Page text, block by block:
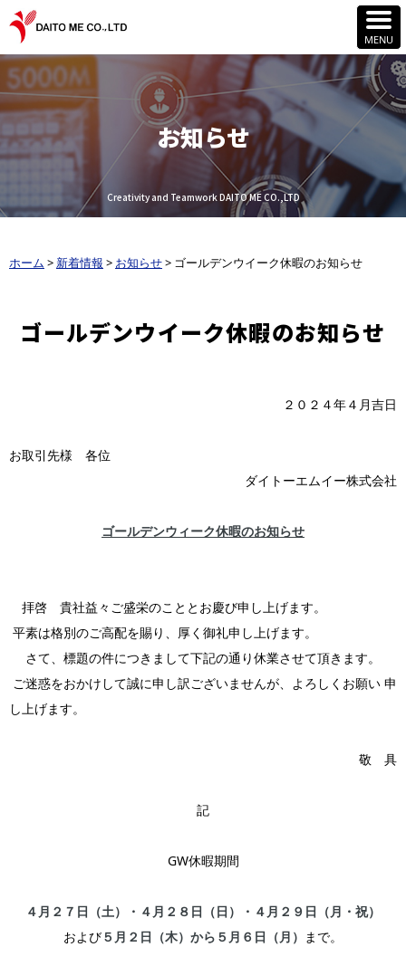
お知らせ
Creativity and Teamwork DAITO ME CO.,LTD
ホーム > 新着情報 > お知らせ> ゴールデンウイーク休暇のお知らせ
ゴールデンウイーク休暇のお知らせ
２０２４年４月吉日
お取引先様 各位
ダイトーエムイー株式会社
ゴールデンウィーク休暇のお知らせ
拝啓 貴社益々ご盛栄のこととお慶び申し上げます。
平素は格別のご高配を賜り、厚く御礼申し上げます。
さて、標題の件につきまして下記の通り休業させて頂きます。
ご迷惑をおかけして誠に申し訳ございませんが、よろしくお願い 申
し上げます。
敬 具
記
GW休暇期間
４月２７日（土）・４月２８日（日）・４月２９日（月・祝）
および５月２日（木）から５月６日（月） まで。